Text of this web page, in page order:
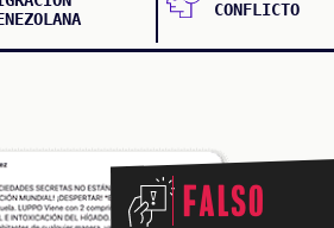
CONFLICTO
Falso